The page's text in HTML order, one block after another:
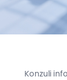
Konzuli